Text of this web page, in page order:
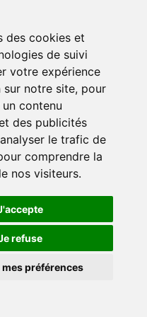
des cookies et
de suivi
votre expérience
notre site, pour
contenu
des publicités
le trafic de
comprendre la
nos visiteurs.
refuse
préférences